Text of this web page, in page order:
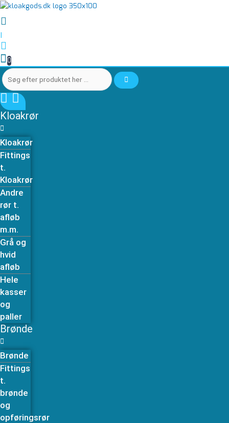
Gå
til
indholdet
|
0
Søg
efter
produktet
…
Kloakrør
Kloakrør
Fittings
t.
Kloakrør
Andre
rør t.
afløb
m.m.
Grå og
hvid
afløb
Hele
kasser
og
paller
Brønde
Brønde
Fittings
t.
brønde
og
opføringsrør
Søg
efter
produktet
…